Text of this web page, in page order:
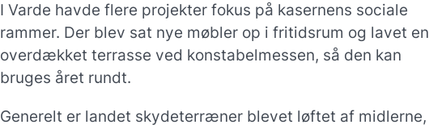
I Varde havde flere projekter fokus på kasernens sociale
rammer. Der blev sat nye møbler op i fritidsrum og lavet en
overdækket terrasse ved konstabelmessen, så den kan
bruges året rundt.
Generelt er landet skydeterræner blevet løftet af midlerne,